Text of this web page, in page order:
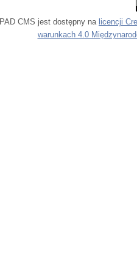
PAD CMS jest dostępny na licencji
warunkach 4.0